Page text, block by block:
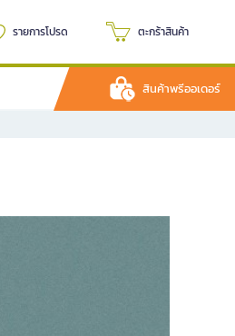
รายการโปรด ตะกร้าสินค้า
สินค้าพรีออเดอร์